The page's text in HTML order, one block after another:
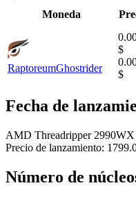
Moneda
RaptoreumGhostrider
$
$
Fecha de
AMD Threadripper 2990WX
Precio de lanzamiento:
Número de